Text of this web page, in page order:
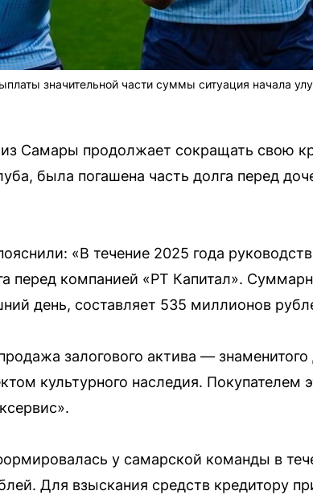
значительной части суммы ситуация начала
Самары продолжает сокращать свою
была погашена часть долга перед
«В течение 2025 года
перед компанией «РТ Капитал».
день, составляет 535 миллионов
залогового актива —
культурного наследия. Покупателем
у самарской команды в
Для взыскания средств кредитору